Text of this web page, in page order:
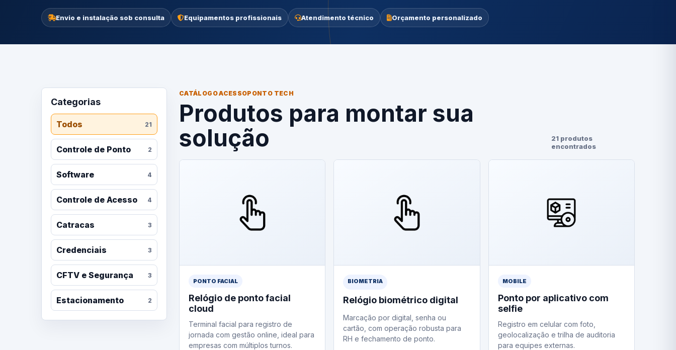
Envio e instalação sob consulta Equipamentos profissionais Atendimento técnico Orçamento personalizado
Categorias
Todos 21
Controle de Ponto 2
Software 4
Controle de Acesso 4
Catracas 3
Credenciais 3
CFTV e Segurança 3
Estacionamento 2
CATÁLOGO ACESSOPONTO TECH
Produtos para montar sua
solução
21 produtos
encontrados
PONTO FACIAL
Relógio de ponto facial
cloud
Terminal facial para registro de
jornada com gestão online, ideal para
empresas com múltiplos turnos.
BIOMETRIA
Relógio biométrico digital
Marcação por digital, senha ou
cartão, com operação robusta para
RH e fechamento de ponto.
MOBILE
Ponto por aplicativo com
selfie
Registro em celular com foto,
geolocalização e trilha de auditoria
para equipes externas.